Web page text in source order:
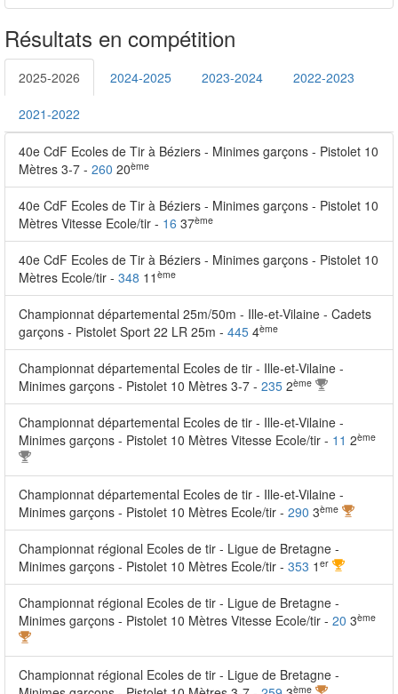
Résultats en compétition
2025-2026 2024-2025 2023-2024 2022-2023
2021-2022
40e CdF Ecoles de Tir à Béziers - Minimes garçons - Pistolet 10
Mètres 3-7 - 260 20ème
40e CdF Ecoles de Tir à Béziers - Minimes garçons - Pistolet 10
Mètres Vitesse Ecole/tir - 16 37ème
40e CdF Ecoles de Tir à Béziers - Minimes garçons - Pistolet 10
Mètres Ecole/tir - 348 11 ème
Championnat départemental 25m/50m - Ille-et-Vilaine - Cadets
garçons - Pistolet Sport 22 LR 25m - 445 4ème
Championnat départemental Ecoles de tir - Ille-et-Vilaine -
Minimes garçons - Pistolet 10 Mètres 3-7 - 235 2ème
Championnat départemental Ecoles de tir - Ille-et-Vilaine -
Minimes garçons - Pistolet 10 Mètres Vitesse Ecole/tir - 11 2ème
Championnat départemental Ecoles de tir - Ille-et-Vilaine -
Minimes garçons - Pistolet 10 Mètres Ecole/tir - 290 3ème
Championnat régional Ecoles de tir - Ligue de Bretagne -
Minimes garçons - Pistolet 10 Mètres Ecole/tir - 353 1 er
Championnat régional Ecoles de tir - Ligue de Bretagne -
Minimes garçons - Pistolet 10 Mètres Vitesse Ecole/tir - 20 3ème
Championnat régional Ecoles de tir - Ligue de Bretagne -
ème